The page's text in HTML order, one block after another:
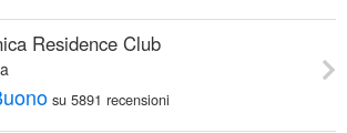
Residence Club
su 5891 recensioni